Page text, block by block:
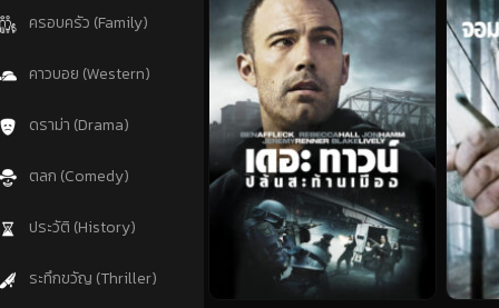
ครอบครัว (Family)
คาวบอย (Western)
ดราม่า (Drama)
ตลก (Comedy)
ประวัติ (History)
ระทึกขวัญ (Thriller)